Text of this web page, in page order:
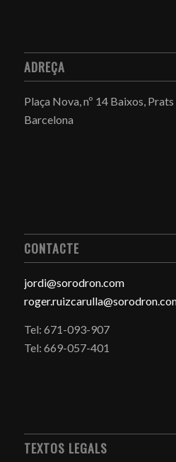
ADREÇA
Plaça Nova, nº 14 Baixos,
Barcelona
CONTACTE
jordi@sorodron.com
Tel: 671-093-907
Tel: 669-057-401
TEXTOS LEGALS